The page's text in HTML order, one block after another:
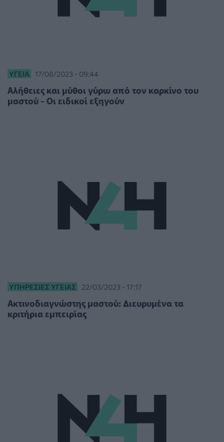
ΥΓΕΊΑ 17/08/2023 - 09:44
Αλήθειες και μύθοι γύρω από τον καρκίνο του
μαστού - Οι ειδικοί εξηγούν
ΥΠΗΡΕΣΊΕΣ ΥΓΕΊΑΣ 22/03/2023 - 17:17
Ακτινοδιαγνώστης μαστού: Διευρυμένα τα
κριτήρια εμπειρίας